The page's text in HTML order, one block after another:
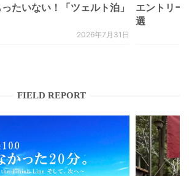
たいない！「ツェルト泊」
2026年7月31日
エントリー
選
FIELD REPORT